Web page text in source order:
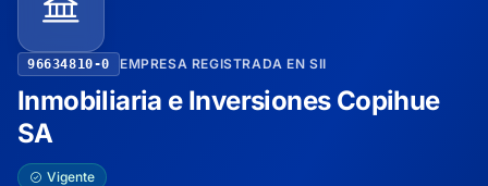
96634810-0 EMPRESA REGISTRADA EN SII
Inmobiliaria e Inversiones Copihue
SA
Vigente